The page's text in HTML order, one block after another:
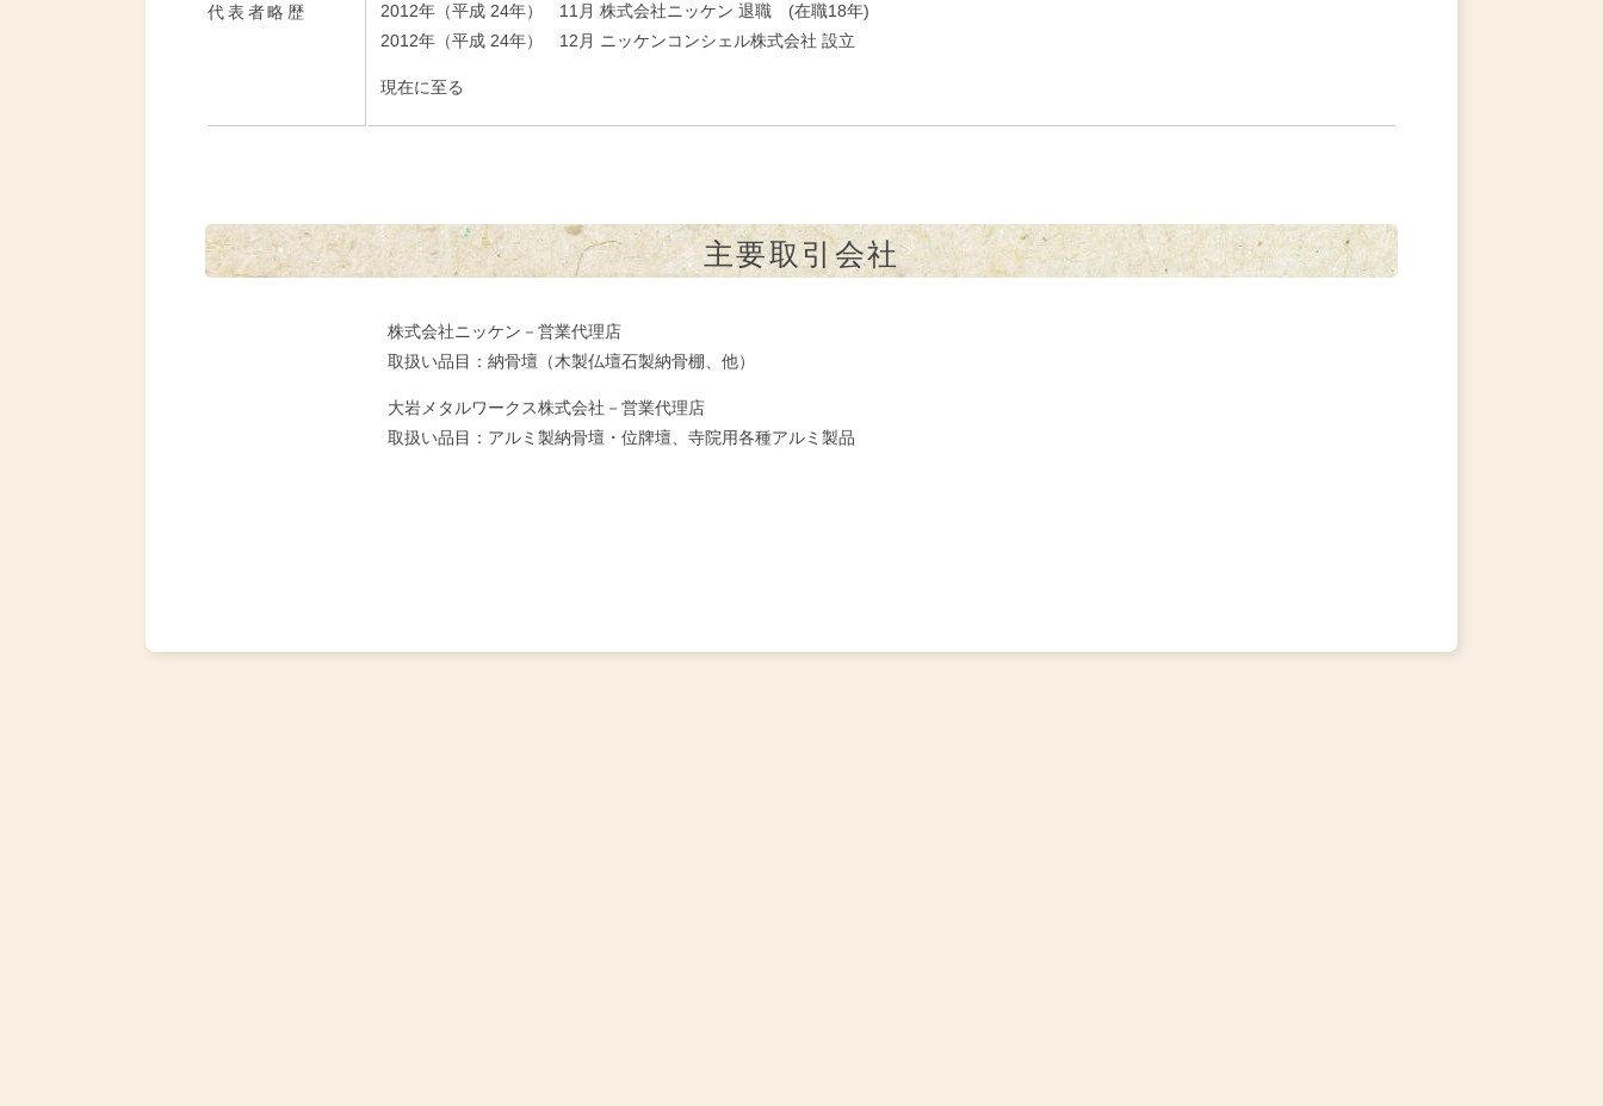
代表者略歴
2012年（平成 24年） 11月 株式会社ニッケン 退職 (在職18年)
2012年（平成 24年） 12月 ニッケンコンシェル株式会社 設立
現在に至る
主要取引会社
株式会社ニッケン－営業代理店
取扱い品目：納骨壇（木製仏壇石製納骨棚、他）
大岩メタルワークス株式会社－営業代理店
取扱い品目：アルミ製納骨壇・位牌壇、寺院用各種アルミ製品